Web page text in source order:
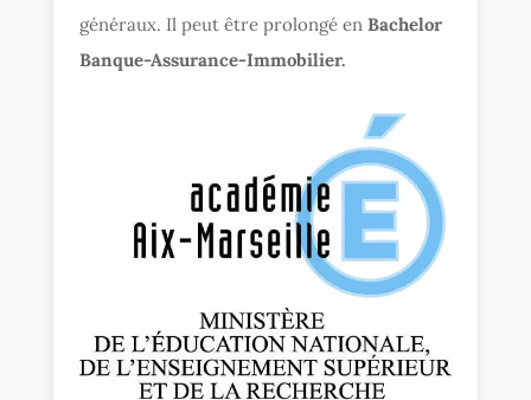
généraux. Il peut être prolongé enBachelor
Banque-Assurance-Immobilier.